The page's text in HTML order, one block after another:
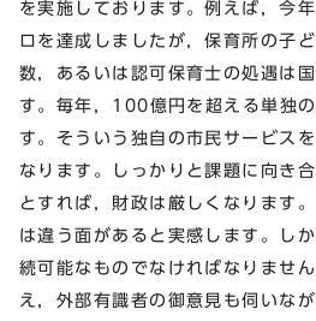
を実施しております。例えば，今
ロを達成しましたが，保育所の子
数，あるいは認可保育士の処遇は
す。毎年，100億円を超える単独
す。そういう独自の市民サービス
なります。しっかりと課題に向き
とすれば，財政は厳しくなります
は違う面があると実感します。し
続可能なものでなければなりませ
え，外部有識者の御意見も伺いな